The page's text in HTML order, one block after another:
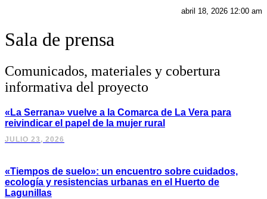
abril 18, 2026 12:00 am
Sala de prensa
Comunicados, materiales y cobertura
informativa del proyecto
«La Serrana» vuelve a la Comarca de La Vera para
reivindicar el papel de la mujer rural
JULIO 23, 2026
«Tiempos de suelo»: un encuentro sobre cuidados,
ecología y resistencias urbanas en el Huerto de
Lagunillas